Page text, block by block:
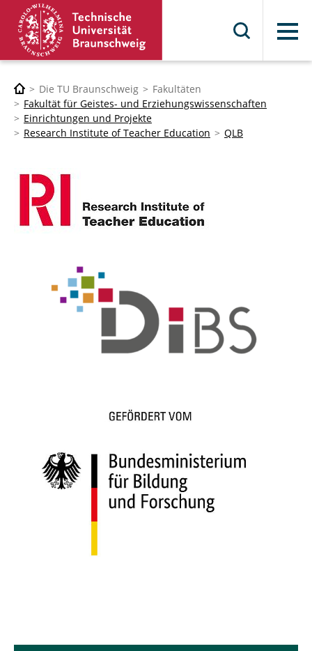
Menü
Die TU Braunschweig
Fakultäten
Fakultät für Geistes- und Erziehungswissenschaften
Einrichtungen und Projekte
Research Institute of Teacher Education
QLB